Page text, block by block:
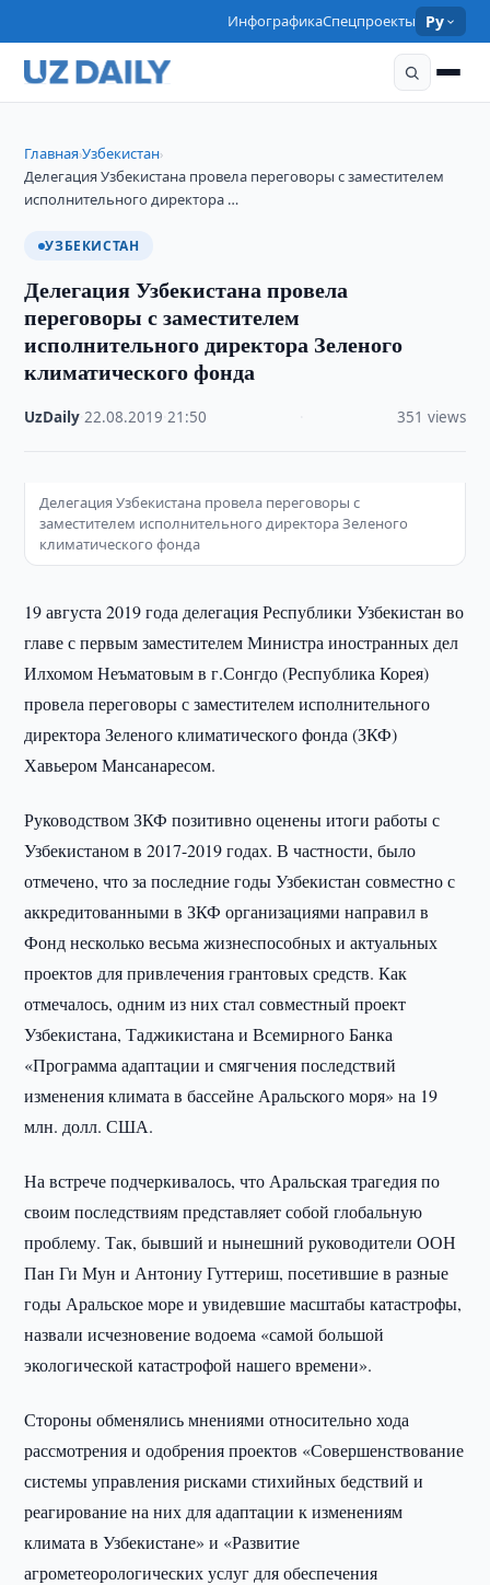
ИнфографикаСпецпроекты Ру
Главная›Узбекистан›
Делегация Узбекистана провела переговоры с заместителем
исполнительного директора …
УЗБЕКИСТАН
Делегация Узбекистана провела
переговоры с заместителем
исполнительного директора Зеленого
климатического фонда
UzDaily ·22.08.2019 ·21:50 351 views
Делегация Узбекистана провела переговоры с
заместителем исполнительного директора Зеленого
климатического фонда
19 августа 2019 года делегация Республики Узбекистан во
главе с первым заместителем Министра иностранных дел
Илхомом Неъматовым в г.Сонгдо (Республика Корея)
провела переговоры с заместителем исполнительного
директора Зеленого климатического фонда (ЗКФ)
Хавьером Мансанаресом.
Руководством ЗКФ позитивно оценены итоги работы с
Узбекистаном в 2017-2019 годах. В частности, было
отмечено, что за последние годы Узбекистан совместно с
аккредитованными в ЗКФ организациями направил в
Фонд несколько весьма жизнеспособных и актуальных
проектов для привлечения грантовых средств. Как
отмечалось, одним из них стал совместный проект
Узбекистана, Таджикистана и Всемирного Банка
«Программа адаптации и смягчения последствий
изменения климата в бассейне Аральского моря» на 19
млн. долл. США.
На встрече подчеркивалось, что Аральская трагедия по
своим последствиям представляет собой глобальную
проблему. Так, бывший и нынешний руководители ООН
Пан Ги Мун и Антониу Гуттериш, посетившие в разные
годы Аральское море и увидевшие масштабы катастрофы,
назвали исчезновение водоема «самой большой
экологической катастрофой нашего времени».
Стороны обменялись мнениями относительно хода
рассмотрения и одобрения проектов «Совершенствование
системы управления рисками стихийных бедствий и
реагирование на них для адаптации к изменениям
климата в Узбекистане» и «Развитие
агрометеорологических услуг для обеспечения